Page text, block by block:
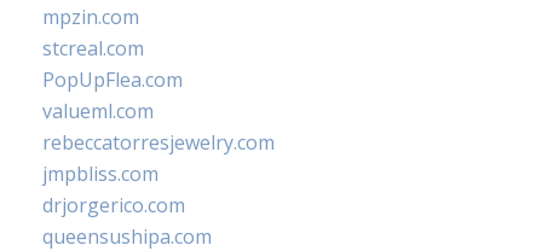
mpzin.com
stcreal.com
PopUpFlea.com
valueml.com
rebeccatorresjewelry.com
jmpbliss.com
drjorgerico.com
queensushipa.com